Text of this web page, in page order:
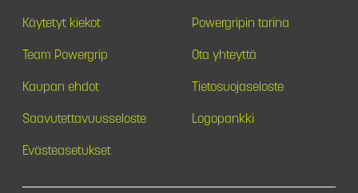
Käytetyt kiekot Powergripin tarina
Team Powergrip Ota yhteyttä
Kaupan ehdot Tietosuojaseloste
Saavutettavuusseloste Logopankki
Evästeasetukset